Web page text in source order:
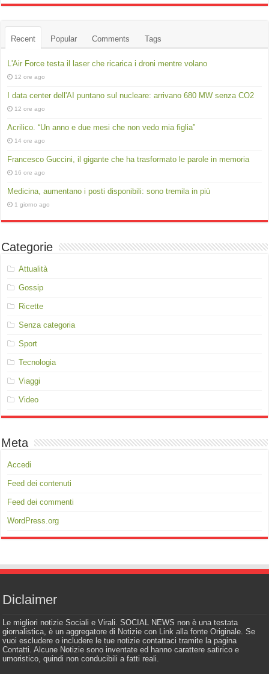
Recent Popular Comments Tags
L'Air Force testa il laser che ricarica i droni mentre volano
12 ore ago
I data center dell'AI puntano sul nucleare: arrivano 680 MW senza CO2
12 ore ago
Acrilico. “Un anno e due mesi che non vedo mia figlia”
14 ore ago
Francesco Guccini, il gigante che ha trasformato le parole in memoria
16 ore ago
Medicina, aumentano i posti disponibili: sono tremila in più
1 giorno ago
Categorie
Attualità
Gossip
Ricette
Senza categoria
Sport
Tecnologia
Viaggi
Video
Meta
Accedi
Feed dei contenuti
Feed dei commenti
WordPress.org
Diclaimer
Le migliori notizie Sociali e Virali. SOCIAL NEWS non è una testata
giornalistica, è un aggregatore di Notizie con Link alla fonte Originale. Se
vuoi escludere o includere le tue notizie contattaci tramite la pagina
Contatti. Alcune Notizie sono inventate ed hanno carattere satirico e
umoristico, quindi non conducibili a fatti reali.